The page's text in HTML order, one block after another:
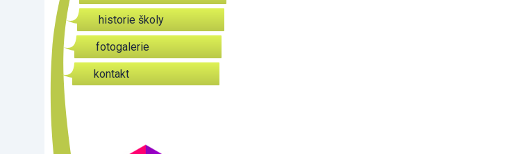
historie školy
fotogalerie
kontakt